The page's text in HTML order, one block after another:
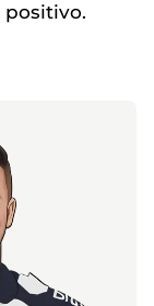
positivo.